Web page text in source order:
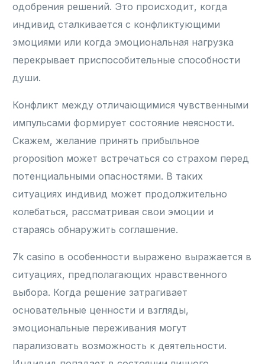
одобрения решений. Это происходит, когда
индивид сталкивается с конфликтующими
эмоциями или когда эмоциональная нагрузка
перекрывает приспособительные способности
души.
Конфликт между отличающимися чувственными
импульсами формирует состояние неясности.
Скажем, желание принять прибыльное
proposition может встречаться со страхом перед
потенциальными опасностями. В таких
ситуациях индивид может продолжительно
колебаться, рассматривая свои эмоции и
стараясь обнаружить соглашение.
7k casino в особенности выражено выражается в
ситуациях, предполагающих нравственного
выбора. Когда решение затрагивает
основательные ценности и взгляды,
эмоциональные переживания могут
парализовать возможность к деятельности.